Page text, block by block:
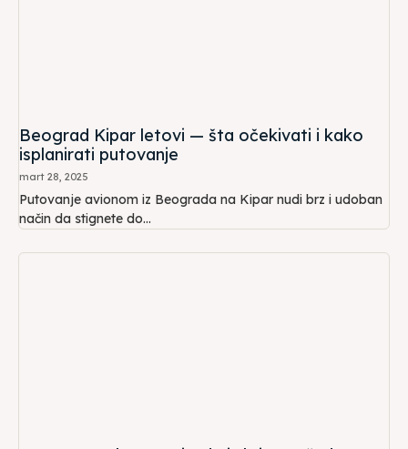
Beograd Kipar letovi — šta očekivati i kako
isplanirati putovanje
mart 28, 2025
Putovanje avionom iz Beograda na Kipar nudi brz i udoban
način da stignete do...